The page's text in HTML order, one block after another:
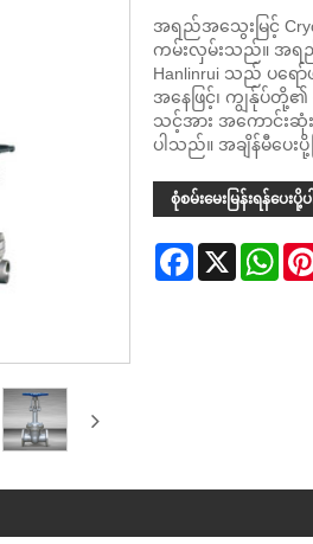
အရည်အသွေးမြင့်
ကမ်းလှမ်းသည်။ အရည်အ
Hanlinrui သည် ပရ
အနေဖြင့်၊ ကျွန်ုပ်တို့၏
သင့်အား အကောင်းဆုံး
ပါသည်။ အချိန်မီပေးပို့ခ
စုံစမ်းမေးမြန်းရန်ပေးပို့ပ
Facebook
X